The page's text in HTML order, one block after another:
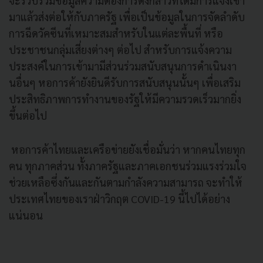
มาแล้วส่งต่อให้กับภาครัฐ เพื่อเป็นข้อมูลในการจัดลำดับ
การฉีดวัคซีนที่เหมาะสมสำหรับในแต่ละพื้นที่ หรือ
ประชาชนกลุ่มเสี่ยงต่างๆ ต่อไป สำหรับการแจ้งความ
ประสงค์ในการเข้ามามีส่วนร่วมสนับสนุนการดำเนินงา
นอื่นๆ หอการค้ายังยินดีรับการสนับสนุนนั้นๆ เพื่อเสริม
ประสิทธิภาพการทำงานของรัฐให้มีความรวดเร็วมากยิ่ง
ขึ้นต่อไป
หอการค้าไทยและเครือข่ายยังเชื่อมั่นว่า หากคนไทยทุก
คน ทุกภาคส่วน ทั้งภาครัฐและภาคเอกชนร่วมแรงร่วมใจ
ช่วยเหลือซึ่งกันและกันตามกำลังความสามารถ จะทำให้
ประเทศไทยของเราฝ่าวิกฤต COVID-19 นี้ไปได้อย่าง
แน่นอน